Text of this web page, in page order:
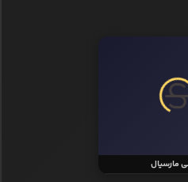
کامارا
قصد دارد در ژانویه (نقل‌وانتقالات
پایان فصل بازیکن آزاد می‌شود و
میلان قصد دارد کامارا را از